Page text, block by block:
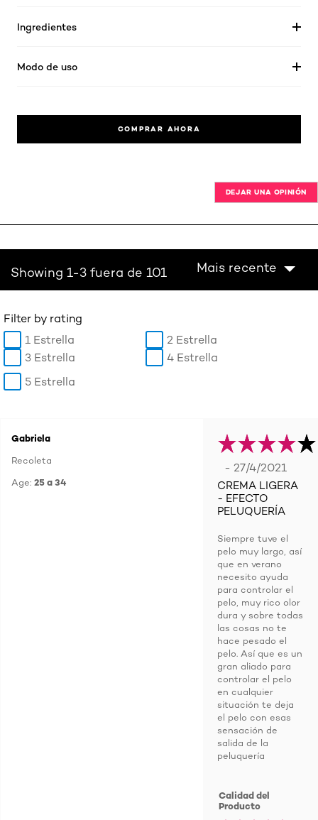
Ingredientes
Modo de uso
COMPRAR AHORA
DEJAR UNA OPINIÓN
Showing 1-3 fuera de 101 Mais recente
Filter by rating
1 Estrella
2 Estrella
3 Estrella
4 Estrella
5 Estrella
Gabriela
Recoleta
Age: 25 a 34
- 27/4/2021
CREMA LIGERA
- EFECTO
PELUQUERÍA
Siempre tuve el
pelo muy largo, así
que en verano
necesito ayuda
para controlar el
pelo, muy rico olor
dura y sobre todas
las cosas no te
hace pesado el
pelo. Así que es un
gran aliado para
controlar el pelo
en cualquier
situación te deja
el pelo con esas
sensación de
salida de la
peluquería
Calidad del
Producto